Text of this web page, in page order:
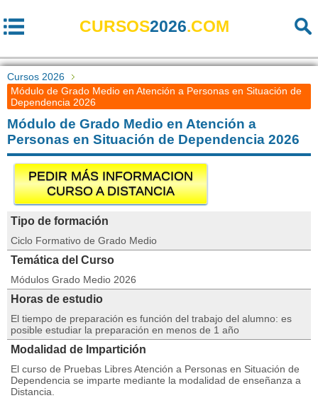
CURSOS2026.COM
Cursos 2026
Módulo de Grado Medio en Atención a Personas en Situación de
Dependencia 2026
Módulo de Grado Medio en Atención a
Personas en Situación de Dependencia 2026
PEDIR MÁS INFORMACION
CURSO A DISTANCIA
Tipo de formación
Ciclo Formativo de Grado Medio
Temática del Curso
Módulos Grado Medio 2026
Horas de estudio
El tiempo de preparación es función del trabajo del alumno: es
posible estudiar la preparación en menos de 1 año
Modalidad de Impartición
El curso de Pruebas Libres Atención a Personas en Situación de
Dependencia se imparte mediante la modalidad de enseñanza a
Distancia.